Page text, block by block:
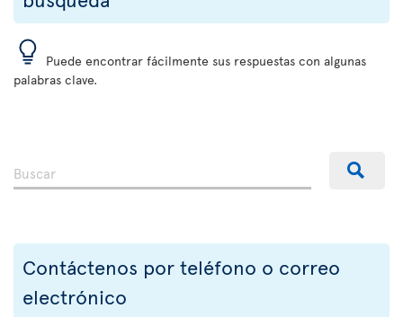
Puede encontrar fácilmente sus respuestas con algunas
palabras clave.
Contáctenos por teléfono o correo
electrónico